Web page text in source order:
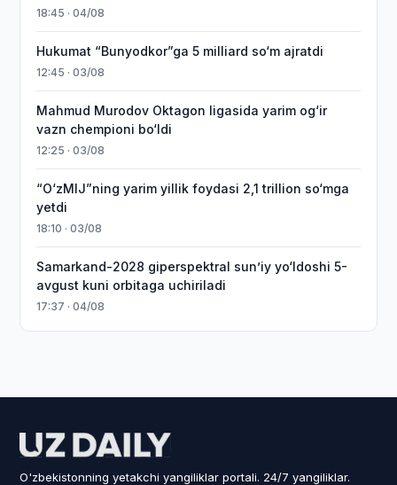
18:45 · 04/08
Hukumat “Bunyodkor”ga 5 milliard so‘m ajratdi
12:45 · 03/08
Mahmud Murodov Oktagon ligasida yarim og‘ir
vazn chempioni bo‘ldi
12:25 · 03/08
“O‘zMIJ”ning yarim yillik foydasi 2,1 trillion so‘mga
yetdi
18:10 · 03/08
Samarkand-2028 giperspektral sun’iy yo‘ldoshi 5-
avgust kuni orbitaga uchiriladi
17:37 · 04/08
O'zbekistonning yetakchi yangiliklar portali. 24/7 yangiliklar.